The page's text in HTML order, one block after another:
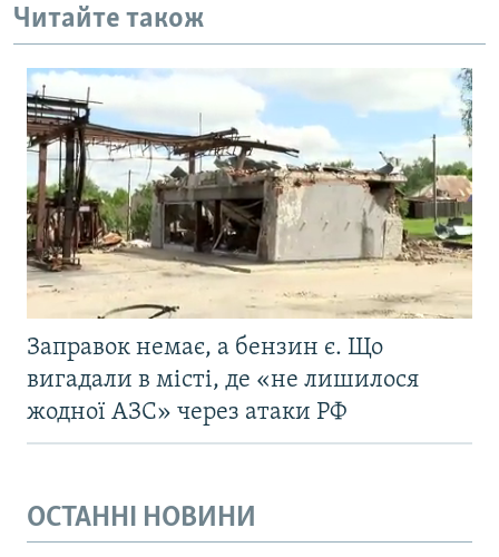
Читайте також
Заправок немає, а бензин є. Що
вигадали в місті, де «не лишилося
жодної АЗС» через атаки РФ
ОСТАННІ НОВИНИ